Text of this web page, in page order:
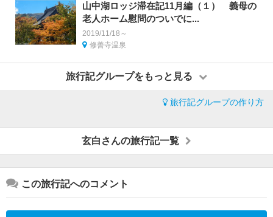
山中湖ロッジ滞在記11月編（１） 義母の
老人ホーム慰問のついでに...
2019/11/18～
修善寺温泉
旅行記グループをもっと見る
旅行記グループの作り方
玄白さんの旅行記一覧
この旅行記へのコメント